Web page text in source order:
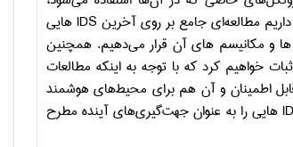
مطالعه‌ای جامع بر روی آخرین IDS هایی
ها و مکانیسم های آن قرار می‌دهیم. همچنین
خواهیم کرد که با توجه به اینکه مطالعات
اطمینان و آن هم برای محیط‌های هوشمند
هایی را به عنوان جهت‌گیری‌های آینده مطرح